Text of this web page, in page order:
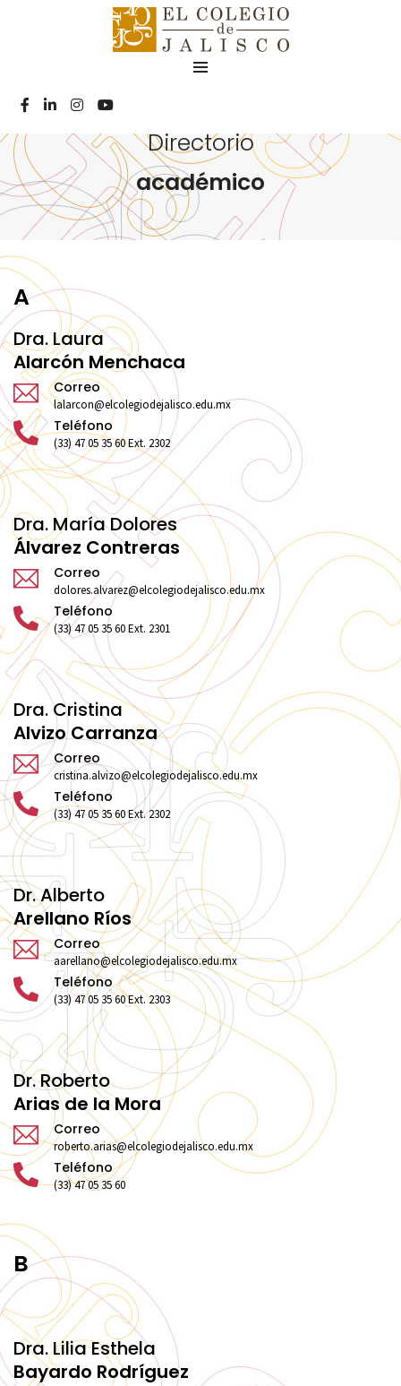
Directorio
académico
A
Dra. Laura
Alarcón Menchaca
Correo
lalarcon@elcolegiodejalisco.edu.mx
Teléfono
(33) 47 05 35 60 Ext. 2302
Dra. María Dolores
Álvarez Contreras
Correo
dolores.alvarez@elcolegiodejalisco.edu.mx
Teléfono
(33) 47 05 35 60 Ext. 2301
Dra. Cristina
Alvizo Carranza
Correo
cristina.alvizo@elcolegiodejalisco.edu.mx
Teléfono
(33) 47 05 35 60 Ext. 2302
Dr. Alberto
Arellano Ríos
Correo
aarellano@elcolegiodejalisco.edu.mx
Teléfono
(33) 47 05 35 60 Ext. 2303
Dr. Roberto
Arias de la Mora
Correo
roberto.arias@elcolegiodejalisco.edu.mx
Teléfono
(33) 47 05 35 60
B
Dra. Lilia Esthela
Bayardo Rodríguez